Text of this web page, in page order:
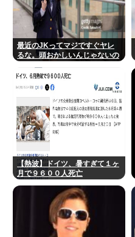
最近のJKってマジですぐヤレ
るな。頭おかしいんじゃないの
【熱波】ドイツ、暑すぎて１ヶ
月で９６００人死亡